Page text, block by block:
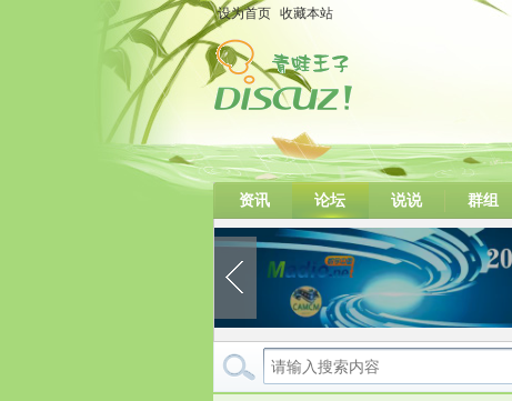
设为首页 收藏本站
资讯 论坛 说说 群组